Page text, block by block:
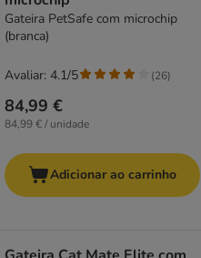
Gateira PetSafe com microchip
(branca)
84,99 €
84,99 € / unidade
Avaliar: 4.1/5 (26)
Adicionar ao carrinho